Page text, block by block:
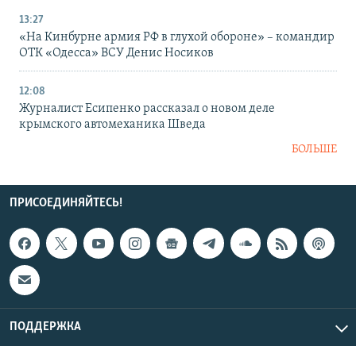
13:27
«На Кинбурне армия РФ в глухой обороне» – командир
ОТК «Одесса» ВСУ Денис Носиков
12:08
Журналист Есипенко рассказал о новом деле
крымского автомеханика Шведа
БОЛЬШЕ
ПРИСОЕДИНЯЙТЕСЬ!
ПОДДЕРЖКА